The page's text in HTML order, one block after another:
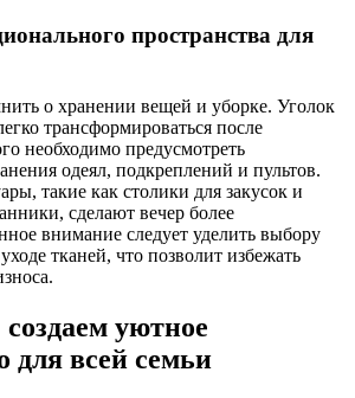
пространства для
о хранении вещей и уборке. Уголок
трансформироваться после
необходимо предусмотреть
одеял, подкреплений и пультов.
такие как столики для закусок и
сделают вечер более
внимание следует уделить выбору
тканей, что позволит избежать
уютное
для всей семьи